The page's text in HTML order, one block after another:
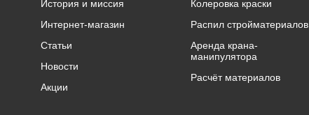
История и миссия
Интернет-магазин
Статьи
Новости
Акции
Колеровка краски
Распил стройматериалов
Аренда крана-
манипулятора
Расчёт материалов